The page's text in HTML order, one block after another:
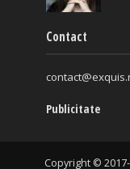
Contact
Publicitate
Copyright ©